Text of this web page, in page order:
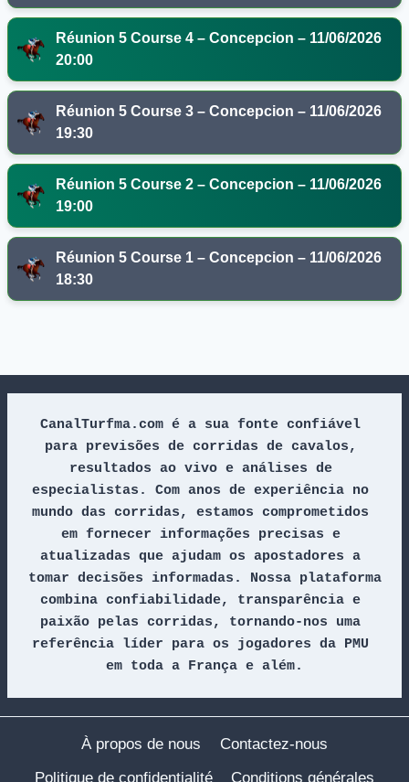
Réunion 5 Course 4 – Concepcion – 11/06/2026
20:00
Réunion 5 Course 3 – Concepcion – 11/06/2026
19:30
Réunion 5 Course 2 – Concepcion – 11/06/2026
19:00
Réunion 5 Course 1 – Concepcion – 11/06/2026
18:30
CanalTurfma.com é a sua fonte confiável
para previsões de corridas de cavalos,
resultados ao vivo e análises de
especialistas. Com anos de experiência no
mundo das corridas, estamos comprometidos
em fornecer informações precisas e
atualizadas que ajudam os apostadores a
tomar decisões informadas. Nossa plataforma
combina confiabilidade, transparência e
paixão pelas corridas, tornando-nos uma
referência líder para os jogadores da PMU
em toda a França e além.
À propos de nous
Contactez-nous
Politique de confidentialité
Conditions générales